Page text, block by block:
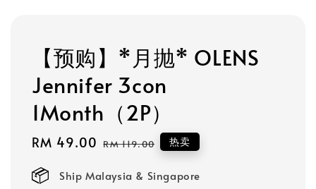
【预购】*月抛* OLENS
Jennifer 3con
1Month（2P）
Sale
RM 49.00 Regular
RM 119.00 热卖
Ship Malaysia & Singapore